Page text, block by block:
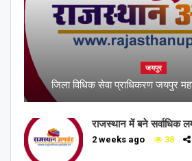
जयपुर
जिला विधिक सेवा प्राधिकरण जयपुर
राजस्थान में बने सर्वाधिक
2 weeks ago 38